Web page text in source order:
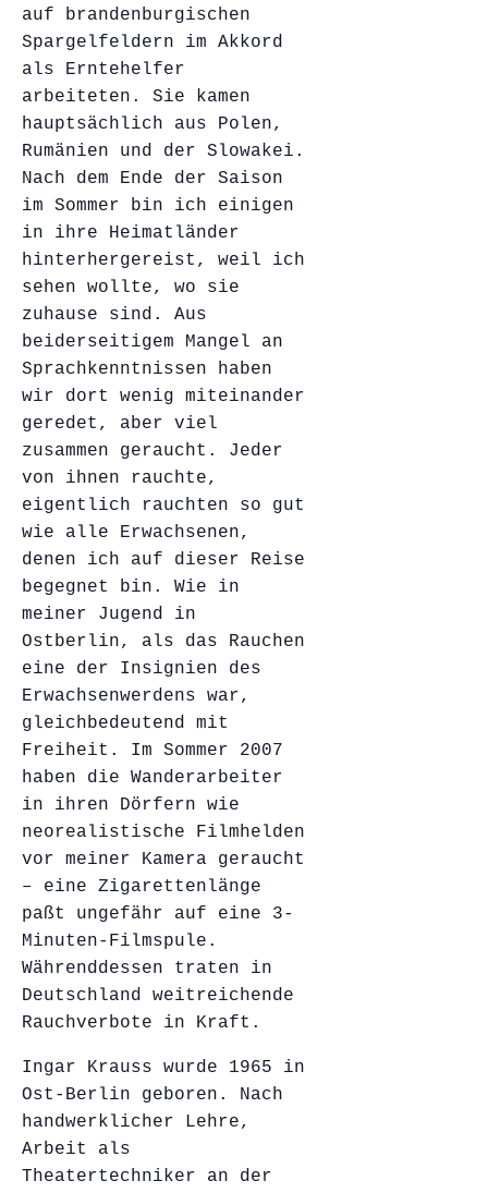
auf brandenburgischen
Spargelfeldern im Akkord
als Erntehelfer
arbeiteten. Sie kamen
hauptsächlich aus Polen,
Rumänien und der Slowakei.
Nach dem Ende der Saison
im Sommer bin ich einigen
in ihre Heimatländer
hinterhergereist, weil ich
sehen wollte, wo sie
zuhause sind. Aus
beiderseitigem Mangel an
Sprachkenntnissen haben
wir dort wenig miteinander
geredet, aber viel
zusammen geraucht. Jeder
von ihnen rauchte,
eigentlich rauchten so gut
wie alle Erwachsenen,
denen ich auf dieser Reise
begegnet bin. Wie in
meiner Jugend in
Ostberlin, als das Rauchen
eine der Insignien des
Erwachsenwerdens war,
gleichbedeutend mit
Freiheit. Im Sommer 2007
haben die Wanderarbeiter
in ihren Dörfern wie
neorealistische Filmhelden
vor meiner Kamera geraucht
– eine Zigarettenlänge
paßt ungefähr auf eine 3-
Minuten-Filmspule.
Währenddessen traten in
Deutschland weitreichende
Rauchverbote in Kraft.
Ingar Krauss wurde 1965 in
Ost-Berlin geboren. Nach
handwerklicher Lehre,
Arbeit als
Theatertechniker an der